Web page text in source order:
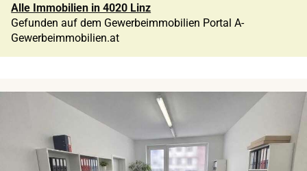
Alle Immobilien in 4020 Linz
Gefunden auf dem Gewerbeimmobilien Portal A-
Gewerbeimmobilien.at